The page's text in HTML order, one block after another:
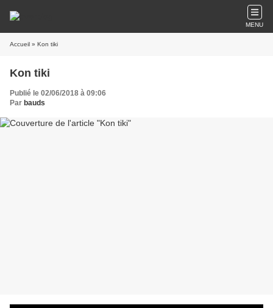
MENU
Accueil » Kon tiki
Kon tiki
Publié le 02/06/2018 à 09:06
Par bauds